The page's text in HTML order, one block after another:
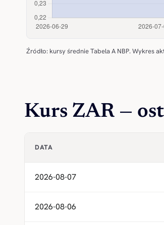
Źródło: kursy średnie Tabela A NBP. Wykres
Kurs ZAR —
DATA
2026-08-07
2026-08-06